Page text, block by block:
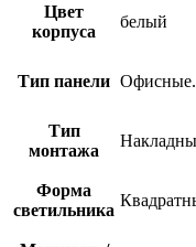
Цвет
корпуса
белый
Тип панели Офисные.
Тип
монтажа
Форма
светильника